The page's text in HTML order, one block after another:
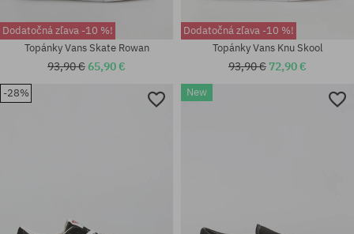
Dostupné veľkosti:
Dodatočná zľava -10 %!
Topánky Vans Skate Rowan
93,90 €65,90 €
Dodatočná zľava -10 %!
Topánky Vans Knu Skool
93,90 € 72,90 €
-28% New